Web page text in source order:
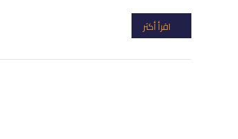
اقرأ أكثر